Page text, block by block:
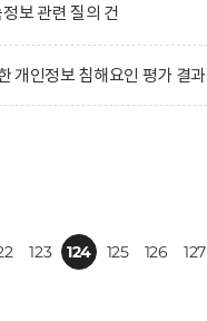
보 관련 질의 건
개인정보 침해요인 평가 결과
123 124 125 126 127